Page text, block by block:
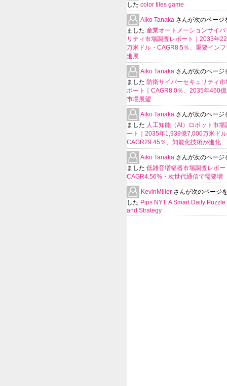
した color tiles game
Aiko Tanaka さんが次のページ
ました 産業オートメーションサイ
リティ市場調査レポート｜2035年
万米ドル・CAGR8.5％、重要イン
進展
Aiko Tanaka さんが次のページ
ました 防衛サイバーセキュリティ
ポート｜CAGR8.0％、2035年460
市場展望
Aiko Tanaka さんが次のページ
ました 人工知能（AI）ロボット市場
ート｜2035年1,939億7,000万米ド
CAGR29.45％、知能化技術が進化
Aiko Tanaka さんが次のページ
ました 低雑音増幅器市場調査レポー
CAGR4.56%・次世代通信で需要増
KevinMiller さんが次のページ
した Pips NYT: A Smart Daily
and Strategy